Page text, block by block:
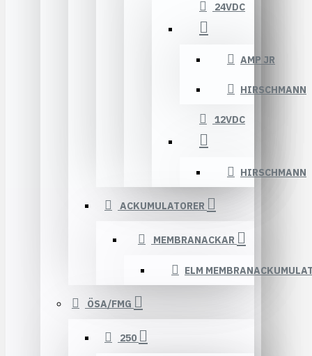
24VDC
AMP JR
HIRSCHMANN
12VDC
HIRSCHMANN
ACKUMULATORER
MEMBRANACKAR
ELM
ÖSA/FMG
250